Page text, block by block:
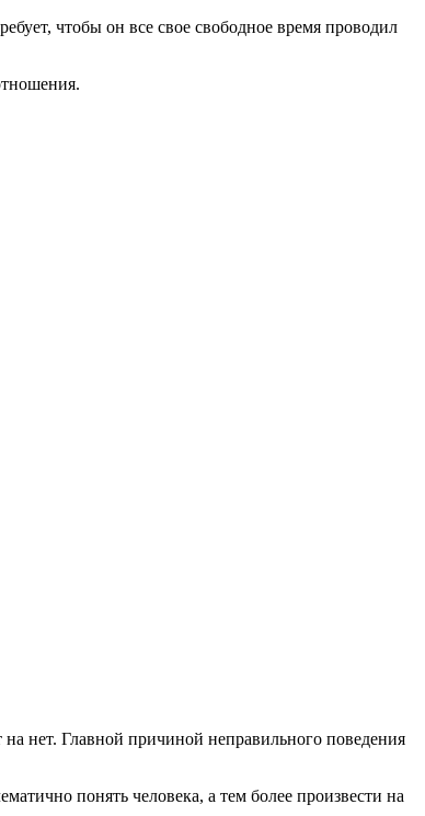
чтобы он все свое свободное время проводил
нет. Главной причиной неправильного поведения
понять человека, а тем более произвести на